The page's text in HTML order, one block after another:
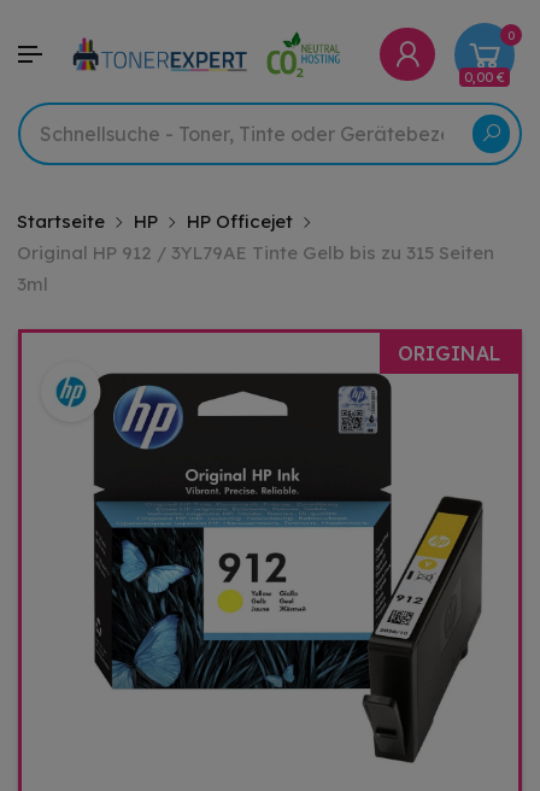
0
0,00 €
Startseite HP
HP Officejet
Original HP 912 / 3YL79AE Tinte Gelb bis zu 315 Seiten
3ml
ORIGINAL